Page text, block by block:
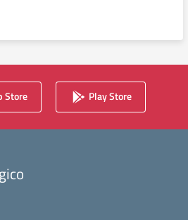
Store Play Store